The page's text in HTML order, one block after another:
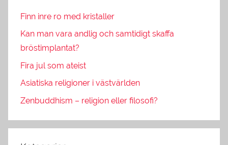
Finn inre ro med kristaller
Kan man vara andlig och samtidigt skaffa
bröstimplantat?
Fira jul som ateist
Asiatiska religioner i västvärlden
Zenbuddhism – religion eller filosofi?